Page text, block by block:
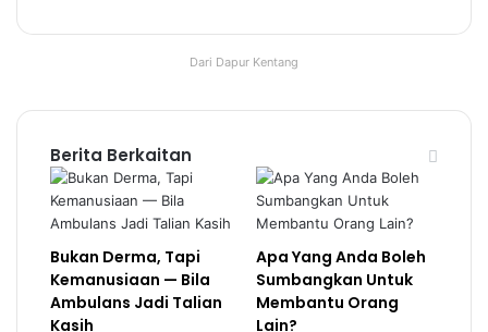
Dari Dapur Kentang
Berita Berkaitan
Bukan Derma, Tapi
Kemanusiaan — Bila
Ambulans Jadi Talian
Kasih
Apa Yang Anda Boleh
Sumbangkan Untuk
Membantu Orang
Lain?